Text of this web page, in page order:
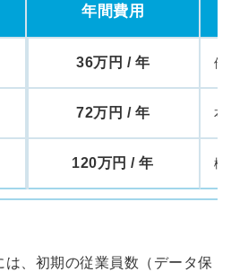
年間費用
36万円 / 年 他
72万円 / 年 本
120万円 / 年 機
、初期の従業員数（データ保